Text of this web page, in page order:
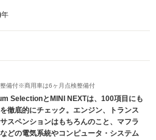
年
備付※商用車は6ヶ月点検整備付
SelectionとMINI NEXTは、100項目にも
徹底的にチェック。エンジン、トランス
スペンションはもちろんのこと、マフラ
どの電気系統やコンピュータ・システム